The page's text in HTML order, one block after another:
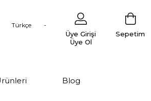
Türkçe
Sepetim
Üye Girişi
Üye Ol
Blog